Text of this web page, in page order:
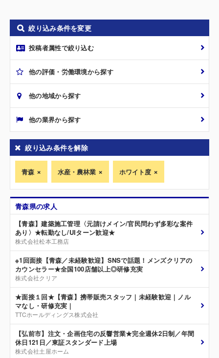
絞り込み条件を変更
投稿者属性で絞り込む
他の評価・労働環境から探す
他の地域から探す
他の業界から探す
絞り込み条件を解除
青森 水産・農林業 ホワイト度
青森県の求人
【青森】建築施工管理〈元請けメイン/官民問わず多彩な案件
あり〉★転勤なし/UIターン歓迎★
株式会社松本工務店
※1回面接【青森／未経験歓迎】SNSで話題！メンズクリアの
カウンセラー★全国100店舗以上◎研修充実
株式会社クリア
★面接１回★【青森】携帯販売スタッフ｜未経験歓迎｜ノル
マなし・研修充実｜
TTCホールディングス株式会社
【弘前市】注文・企画住宅の反響営業★完全週休2日制／年間
休日121日／東証スタンダード上場
株式会社土屋ホーム